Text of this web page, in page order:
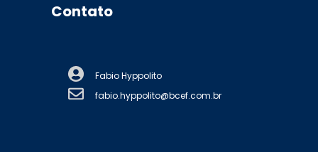
Contato
Fabio Hyppolito
fabio.hyppolito@bcef.com.br